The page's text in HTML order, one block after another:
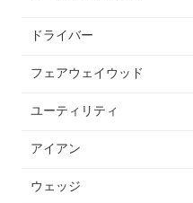
ドライバー
フェアウェイウッド
ユーティリティ
アイアン
ウェッジ